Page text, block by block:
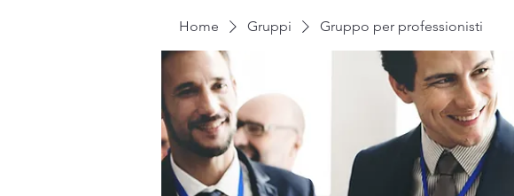
Home Gruppi Gruppo per professionisti